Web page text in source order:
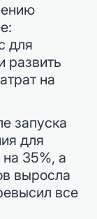
для
развить
на
запуска
для
35%, а
выросла
все